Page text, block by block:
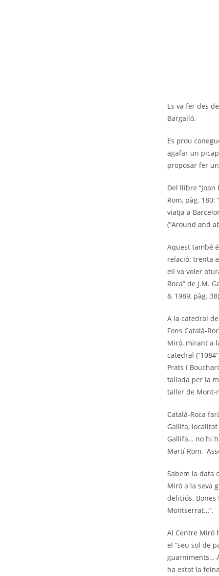
Es va fer des
Bargalló.
Es prou
agafar un
proposar fer
Del llibre
Rom, pàg.
viatja a
(“Around and
Aquest també
relació: trenta
ell va voler
Roca” de J.M.
8, 1989, pàg.
A la catedral
Fons Català-
Miró, mirant a
catedral
Prats i
tallada per la
taller de Mont-
Català-Roca
Gallifa,
Gallifa… no hi
Martí Rom,
Sabem la data
Miró a la seva
deliciós. Bones
Montserrat…”.
Al Centre Miró
el “seu sol de
guarniments…
ha estat la